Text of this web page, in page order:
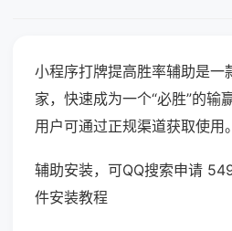
小程序打牌提高胜率辅助是一
家，快速成为一个“必胜”的输
用户可通过正规渠道获取使用。
辅助安装，可QQ搜索申请
件安装教程